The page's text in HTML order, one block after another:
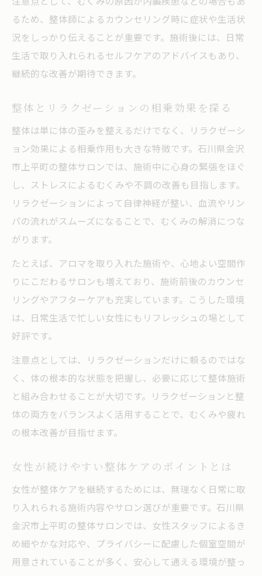
るため、整体師によるカウンセリング時に症状や生活状
況をしっかり伝えることが重要です。施術後には、日常
生活で取り入れられるセルフケアのアドバイスもあり、
継続的な改善が期待できます。
整体とリラクゼーションの相乗効果を探る
整体は単に体の歪みを整えるだけでなく、リラクゼーシ
ョン効果による相乗作用も大きな特徴です。石川県金沢
市上平町の整体サロンでは、施術中に心身の緊張をほぐ
し、ストレスによるむくみや不調の改善も目指します。
リラクゼーションによって自律神経が整い、血流やリン
パの流れがスムーズになることで、むくみの解消につな
がります。
たとえば、アロマを取り入れた施術や、心地よい空間作
りにこだわるサロンも増えており、施術前後のカウンセ
リングやアフターケアも充実しています。こうした環境
は、日常生活で忙しい女性にもリフレッシュの場として
好評です。
注意点としては、リラクゼーションだけに頼るのではな
く、体の根本的な状態を把握し、必要に応じて整体施術
と組み合わせることが大切です。リラクゼーションと整
体の両方をバランスよく活用することで、むくみや疲れ
の根本改善が目指せます。
女性が続けやすい整体ケアのポイントとは
女性が整体ケアを継続するためには、無理なく日常に取
り入れられる施術内容やサロン選びが重要です。石川県
金沢市上平町の整体サロンでは、女性スタッフによるき
め細やかな対応や、プライバシーに配慮した個室空間が
用意されていることが多く、安心して通える環境が整っ